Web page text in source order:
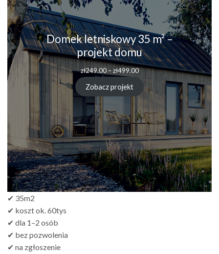
Domek letniskowy 35 m² –
projekt domu
zł249.00 – zł499.00Zakres
zł249.00
zł499.00
Zobacz projekt
✔ 35m2
✔ koszt ok. 60tys
✔ dla 1–2 osób
✔ bez pozwolenia
✔ na zgłoszenie